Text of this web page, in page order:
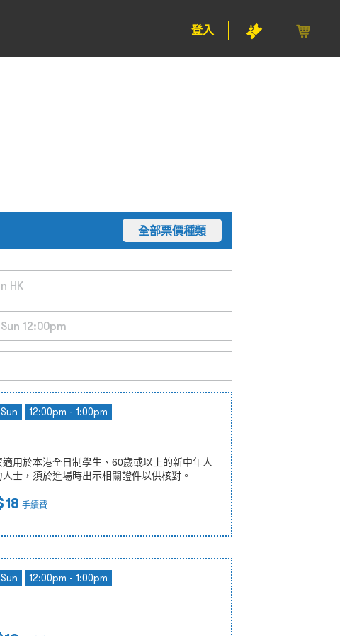
登入
全部票價種類
12:00pm - 1:00pm
適用於本港全日制學生、60歲或以上的新中年人
士，須於進場時出示相關證件以供核對。
手續費
12:00pm - 1:00pm